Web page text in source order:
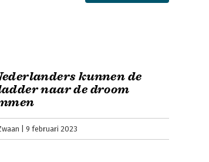
kunnen de
naar de droom
9 februari 2023